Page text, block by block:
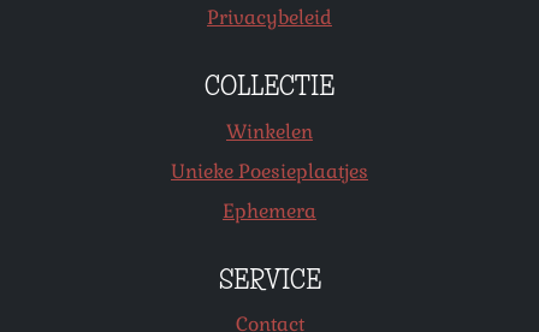
Privacybeleid
COLLECTIE
Winkelen
Unieke Poesieplaatjes
Ephemera
SERVICE
Contact